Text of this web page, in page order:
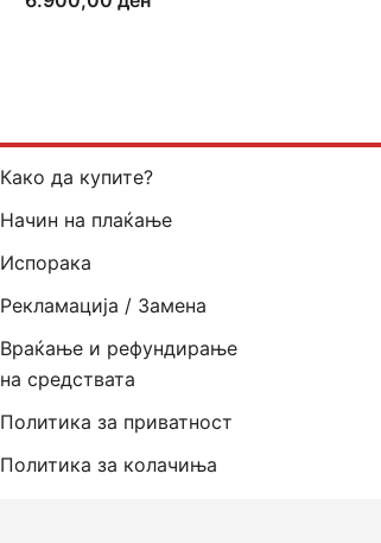
Како да купите?
Начин на плаќање
Испорака
Рекламација / Замена
Враќање и рефундирање
на средствата
Политика за приватност
Политика за колачиња